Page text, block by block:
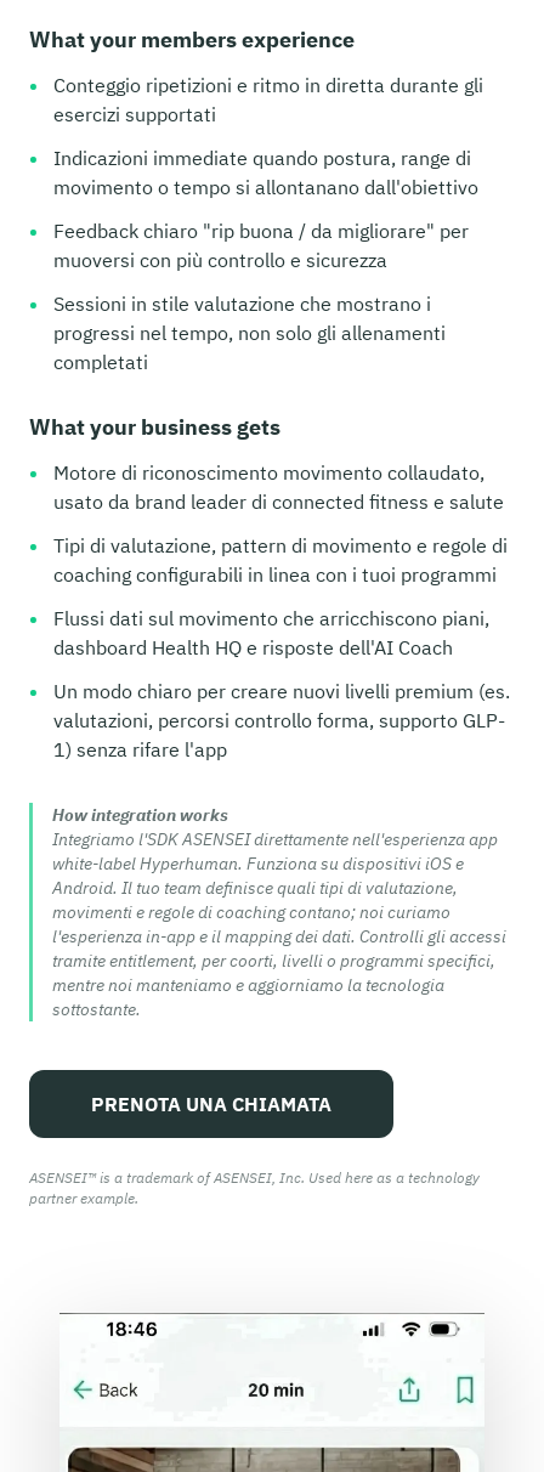
What your members experience
Conteggio ripetizioni e ritmo in diretta durante gli
esercizi supportati
Indicazioni immediate quando postura, range di
movimento o tempo si allontanano dall'obiettivo
Feedback chiaro "rip buona / da migliorare" per
muoversi con più controllo e sicurezza
Sessioni in stile valutazione che mostrano i
progressi nel tempo, non solo gli allenamenti
completati
What your business gets
Motore di riconoscimento movimento collaudato,
usato da brand leader di connected fitness e salute
Tipi di valutazione, pattern di movimento e regole di
coaching configurabili in linea con i tuoi programmi
Flussi dati sul movimento che arricchiscono piani,
dashboard Health HQ e risposte dell'AI Coach
Un modo chiaro per creare nuovi livelli premium (es.
valutazioni, percorsi controllo forma, supporto GLP-
1) senza rifare l'app
How integration works
Integriamo l'SDK ASENSEI direttamente nell'esperienza app
white-label Hyperhuman. Funziona su dispositivi iOS e
Android. Il tuo team definisce quali tipi di valutazione,
movimenti e regole di coaching contano; noi curiamo
l'esperienza in-app e il mapping dei dati. Controlli gli accessi
tramite entitlement, per coorti, livelli o programmi specifici,
mentre noi manteniamo e aggiorniamo la tecnologia
sottostante.
PRENOTA UNA CHIAMATA
ASENSEI™ is a trademark of ASENSEI, Inc. Used here as a technology
partner example.